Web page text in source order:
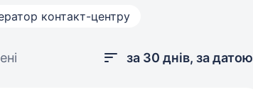
контакт-центру
за 30 днів, за датою